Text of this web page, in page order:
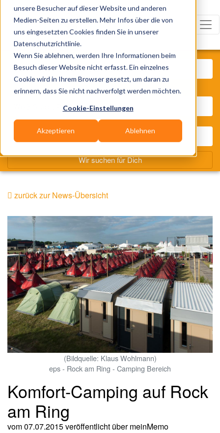
unsere Besucher auf dieser Website und anderen
Medien-Seiten zu erstellen. Mehr Infos über die von
uns eingesetzten Cookies finden Sie in unserer
Datenschutzrichtlinie.
Wenn Sie ablehnen, werden Ihre Informationen beim
Besuch dieser Website nicht erfasst. Ein einzelnes
Cookie wird in Ihrem Browser gesetzt, um daran zu
erinnern, dass Sie nicht nachverfolgt werden möchten.
Cookie-Einstellungen
Akzeptieren Ablehnen
zurück zur News-Übersicht
(Bildquelle: Klaus Wohlmann)
eps - Rock am Ring - Camping Bereich
Komfort-Camping auf Rock
am Ring
vom 07.07.2015veröffentlicht übermeinMemo
Was? Künstler, Zelte, Bands,
Wo? Stadt, PLZ, Ort
Wir suchen für Dich